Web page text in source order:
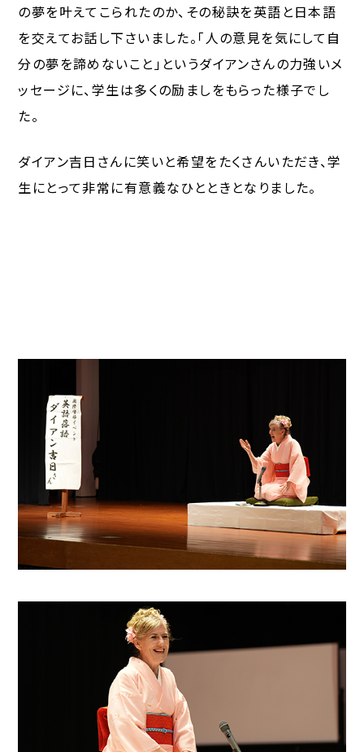
の夢を叶えてこられたのか、その秘訣を英語と日本語
を交えてお話し下さいました。「人の意見を気にして自
分の夢を諦めないこと」というダイアンさんの力強いメ
ッセージに、学生は多くの励ましをもらった様子でし
た。
ダイアン吉日さんに笑いと希望をたくさんいただき、学
生にとって非常に有意義なひとときとなりました。